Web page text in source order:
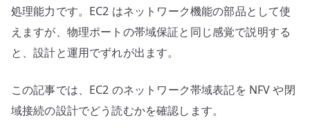
処理能力です。EC2 はネットワーク機能の部品として使
えますが、物理ポートの帯域保証と同じ感覚で説明する
と、設計と運用でずれが出ます。
この記事では、EC2 のネットワーク帯域表記を NFV や閉
域接続の設計でどう読むかを確認します。